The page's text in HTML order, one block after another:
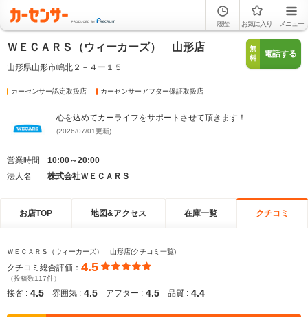
履歴 お気に入り メニュー
ＷＥＣＡＲＳ（ウィーカーズ） 山形店
山形県山形市嶋北２－４ー１５
無
料
電話する
カーセンサー認定取扱店 カーセンサーアフター保証取扱店
心を込めてカーライフをサポートさせて頂きます！
(2026/07/01更新)
営業時間
10:00～20:00
法人名
株式会社ＷＥＣＡＲＳ
お店TOP 地図&アクセス 在庫一覧 クチコミ
ＷＥＣＡＲＳ（ウィーカーズ） 山形店(クチコミ一覧)
クチコミ総合評価： 4.5
（投稿数117件）
接客 : 4.5 雰囲気 : 4.5 アフター : 4.5 品質 : 4.4